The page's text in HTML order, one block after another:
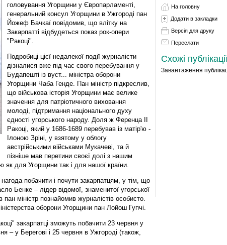
головування Угорщини у Європарламенті,
генеральний консул Угорщини в Ужгороді пан
Йожеф Бачкаї повідомив, що влітку на
Закарпатті відбудеться показ рок-опери
"Ракоці".
Подробиці цієї недалекої події журналісти
дізналися вже під час свого перебування у
Будапешті із вуст... міністра оборони
Угорщини Чаба Генде. Пан міністр підкреслив,
що військова історія Угорщини має велике
значення для патріотичного виховання
молоді, підтримання національного духу
єдності угорського народу. Доля ж Ференца ІІ
Ракоці, який у 1686-1689 перебував із матір'ю -
Ілоною Зріні, у взятому у облогу
австрійськими військами Мукачеві, та й
пізніше мав перетини своєї долі з нашим
як для Угорщини так і для нашої країни.
побачити і почути закарпатцям, у тім, що
Бенке – лідер відомої, знаменитої угорської
міністр познайомив журналістів особисто.
оборони Угорщини пан Лойош Гупчі.
закарпатці зможуть побачити 23 червня у
– у Берегові і 25 червня в Ужгороді (також,
На головну
Додати в закладки
Версія для друку
Переслати
Схожі
Завантаження